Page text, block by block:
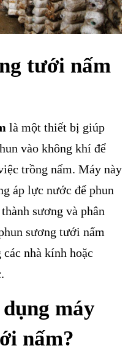
tưới nấm
là một thiết bị giúp
vào không khí để
trồng nấm. Máy này
áp lực nước để phun
sương và phân
sương tưới nấm
nhà kính hoặc
máy
nấm?